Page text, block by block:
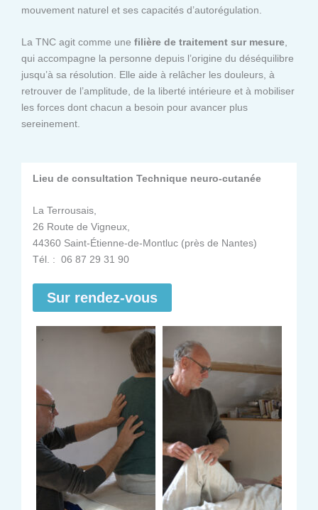
mouvement naturel et ses capacités d’autorégulation.
La TNC agit comme une filière de traitement sur mesure,
qui accompagne la personne depuis l’origine du déséquilibre
jusqu’à sa résolution. Elle aide à relâcher les douleurs, à
retrouver de l’amplitude, de la liberté intérieure et à mobiliser
les forces dont chacun a besoin pour avancer plus
sereinement.
Lieu de consultation Technique neuro-cutanée
La Terrousais,
26 Route de Vigneux,
44360 Saint-Étienne-de-Montluc (près de Nantes)
Tél. : 06 87 29 31 90
Sur rendez-vous